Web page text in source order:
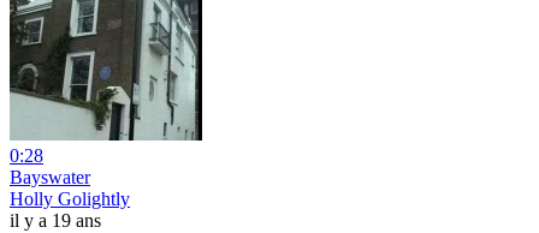
0:28
Bayswater
Holly Golightly
il y a 19 ans